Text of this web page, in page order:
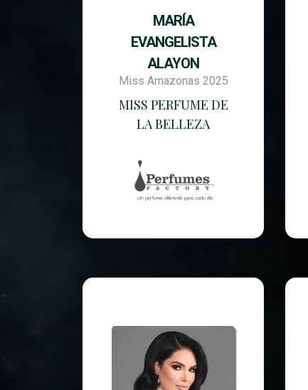
MARÍA
EVANGELISTA
ALAYON
Miss Amazonas 2025
MISS PERFUME DE
LA BELLEZA